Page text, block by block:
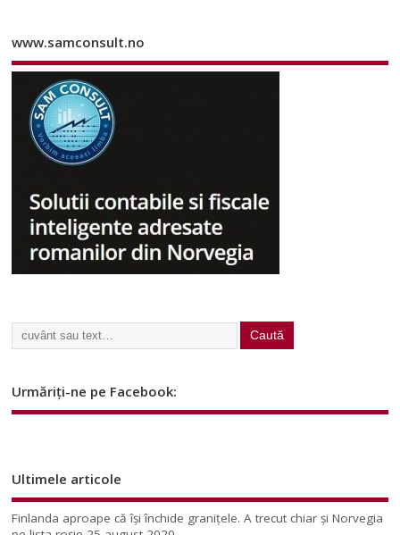
www.samconsult.no
Urmăriți-ne pe Facebook:
Ultimele articole
Finlanda aproape că își închide granițele. A trecut chiar și Norvegia